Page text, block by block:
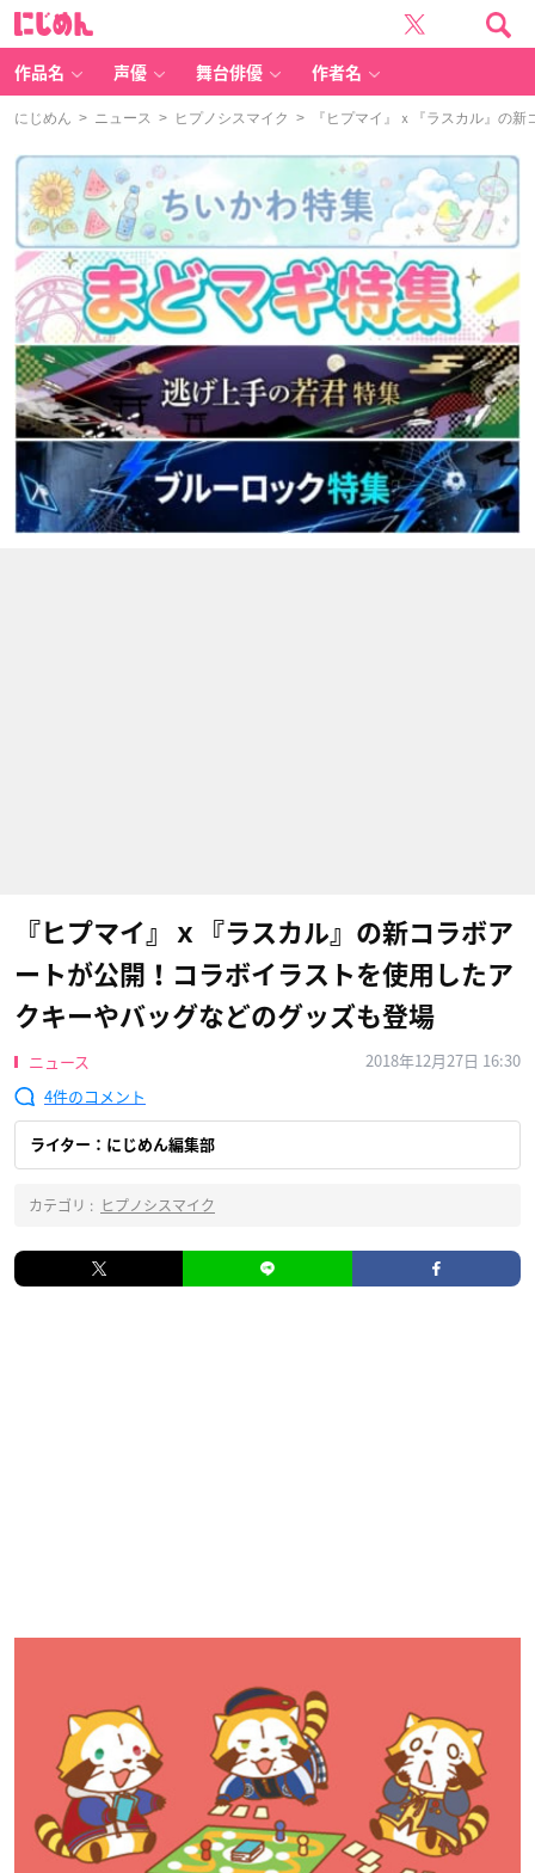
作品名 声優 舞台俳優 作者名
にじめん > ニュース > ヒプノシスマイク > 『ヒプマイ』ｘ『ラスカル』の新
『ヒプマイ』ｘ『ラスカル』の新コラボア
ートが公開！コラボイラストを使用したア
クキーやバッグなどのグッズも登場
ニュース
2018年12月27日 16:30
4
ライター：にじめん編集部
カテゴリ : ヒプノシスマイク